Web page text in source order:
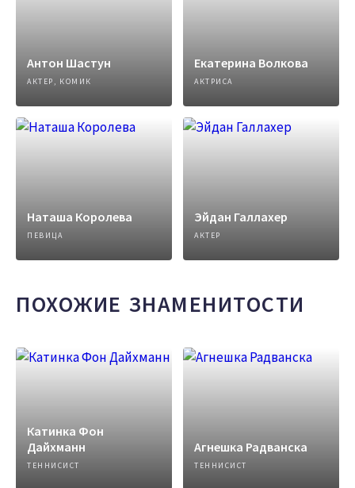
Антон Шастун
АКТЕР, КОМИК
Екатерина Волкова
АКТРИСА
Наташа Королева
ПЕВИЦА
Эйдан Галлахер
АКТЕР
ПОХОЖИЕ ЗНАМЕНИТОСТИ
Катинка Фон
Дайхманн
ТЕННИСИСТ
Агнешка Радванска
ТЕННИСИСТ